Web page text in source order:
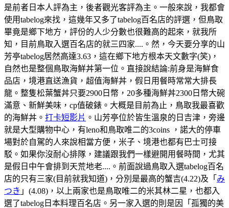
是前者日本人評為主，後者觀光客評為主。一般來說，我都會
使用tabelog來找，這幾年又多了tabelog百名店的評選，但鳥取
畢竟是鄉下地方，評份的人少分數也很難高的起來，就我所
知，目前鳥取入選百名店的就三四家....。然，今天要分享的山
芳亭tabelog居然高達3.63，這在鄉下地方根本天文數字(笑)，
自然也是整個鳥取海鮮丼第一位。直接說結論:前身是海鮮食
品店，境港直送漁貨，超值海鮮丼，假日用餐時常常大排長
龍。整隻松葉蟹丼只要2900日幣，20多種海鮮丼2300日幣大碗
滿意、新鮮美味，cp值破錶。大概是目前為止，鳥取我最喜歡
的海鮮丼。 打卡短影片 。山芳亭位於皆生溫泉的日吉津，旁邊
就是大型購物中心，有leno和鳥取唯二的3coins ，諾大的停車
場對於自駕的人來說相當方便，米子、境港也都有巴士可接
駁。如果你沒耐心排隊，建議跟我們一樣避開用餐時間，尤其
是假日中午會排到天荒地老....。前面說過鳥取入選tabelog百名
店的只有三家(目前就我知道)，分別是最高的蟹吉(4.22)及「 み
つき 」(4.08)，以上兩家也是鳥取唯二的米其林二星，也都入
選了tabelog日本料理百名店。另一家入選的則是因「孤獨的美